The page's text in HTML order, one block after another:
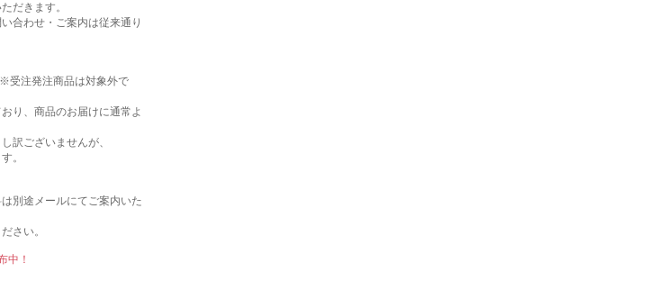
だきます。
合わせ・ご案内は従来通り
受注発注商品は対象外で
り、商品のお届けに通常よ
訳ございませんが、
。
別途メールにてご案内いた
さい。
中！